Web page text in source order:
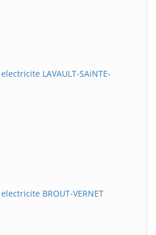
LAVAULT-SAiNTE-
BROUT-VERNET